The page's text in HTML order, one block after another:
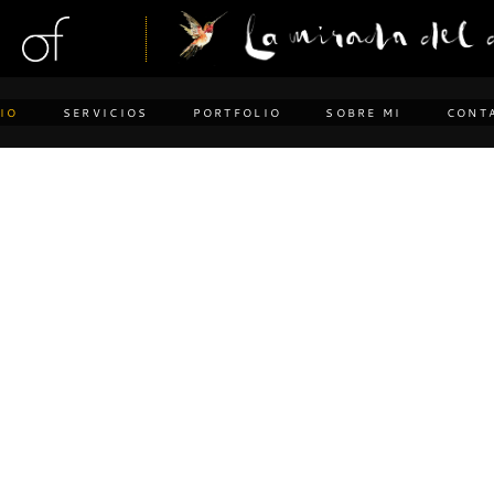
SERVICIOS PORTFOLIO SOBRE MI